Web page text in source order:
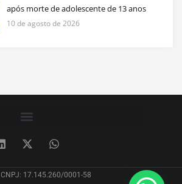
após morte de adolescente de 13 anos
10 de agosto de 2026
CNPJ: 17.145.260/0001-58